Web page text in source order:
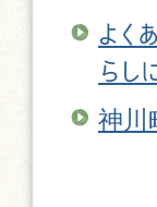
よく
らし
神川